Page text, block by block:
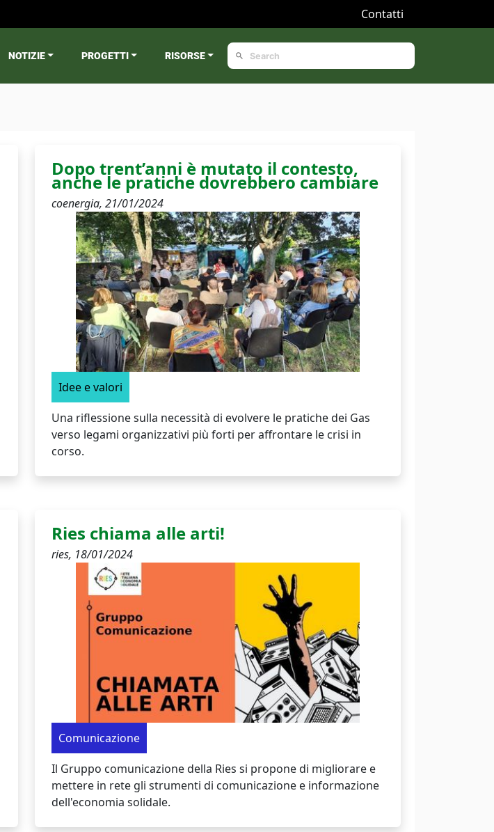
Contatti
NOTIZIE PROGETTI RISORSE
Dopo trent’anni è mutato il contesto,
anche le pratiche dovrebbero cambiare
coenergia, 21/01/2024
Idee e valori
Una riflessione sulla necessità di evolvere le pratiche dei Gas
verso legami organizzativi più forti per affrontare le crisi in
corso.
Ries chiama alle arti!
ries, 18/01/2024
Comunicazione
Il Gruppo comunicazione della Ries si propone di migliorare e
mettere in rete gli strumenti di comunicazione e informazione
dell'economia solidale.